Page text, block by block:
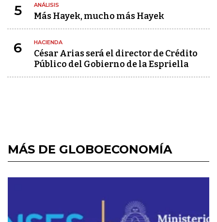
5 ANÁLISIS
Más Hayek, mucho más Hayek
6 HACIENDA
César Arias será el director de Crédito
Público del Gobierno de la Espriella
MÁS DE GLOBOECONOMÍA